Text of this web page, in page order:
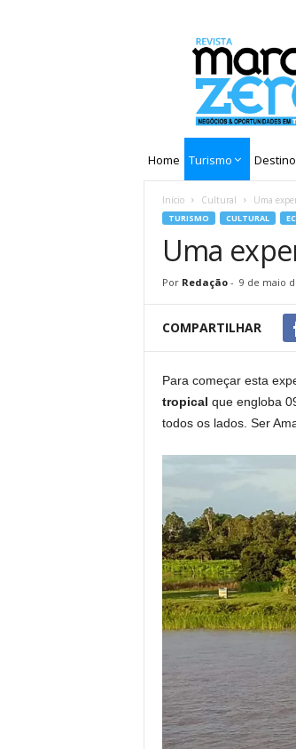
Home Turismo
Início Cultural Uma
TURISMO CULTURAL
Uma
Por Redação- 9 de maio
COMPARTILHAR
Para começar esta
tropical que engloba
todos os lados. Ser